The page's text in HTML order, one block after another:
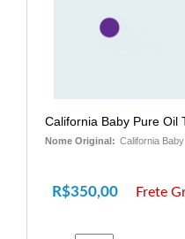
California Baby Pure Oil
Nome Original: California
R$350,00 Frete